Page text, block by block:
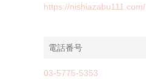
https://nishiazabu111.com/
電話番号
03-5775-5353